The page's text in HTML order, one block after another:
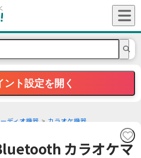
ント設定を開く
ディオ機器 カラオケ機器
カラオケマ